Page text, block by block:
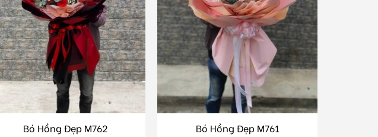
Bó Hồng Đẹp M762 Bó Hồng Đẹp M761